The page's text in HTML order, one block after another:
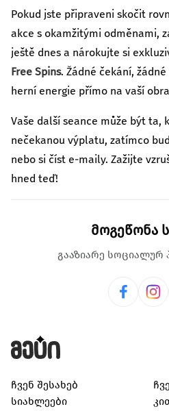
Pokud jste připraveni skočit
akce s okamžitými odměnami,
ještě dnes a nárokujte si
Free Spins. Žádné čekání,
herní energie přímo na vaší
Vaše další seance může být ta,
nečekanou výplatu, zatímco
nebo si číst e-maily. Zažijte
hned teď!
მოგეწონა
გააზიარე
ჩვენ შესახებ
სიახლეები